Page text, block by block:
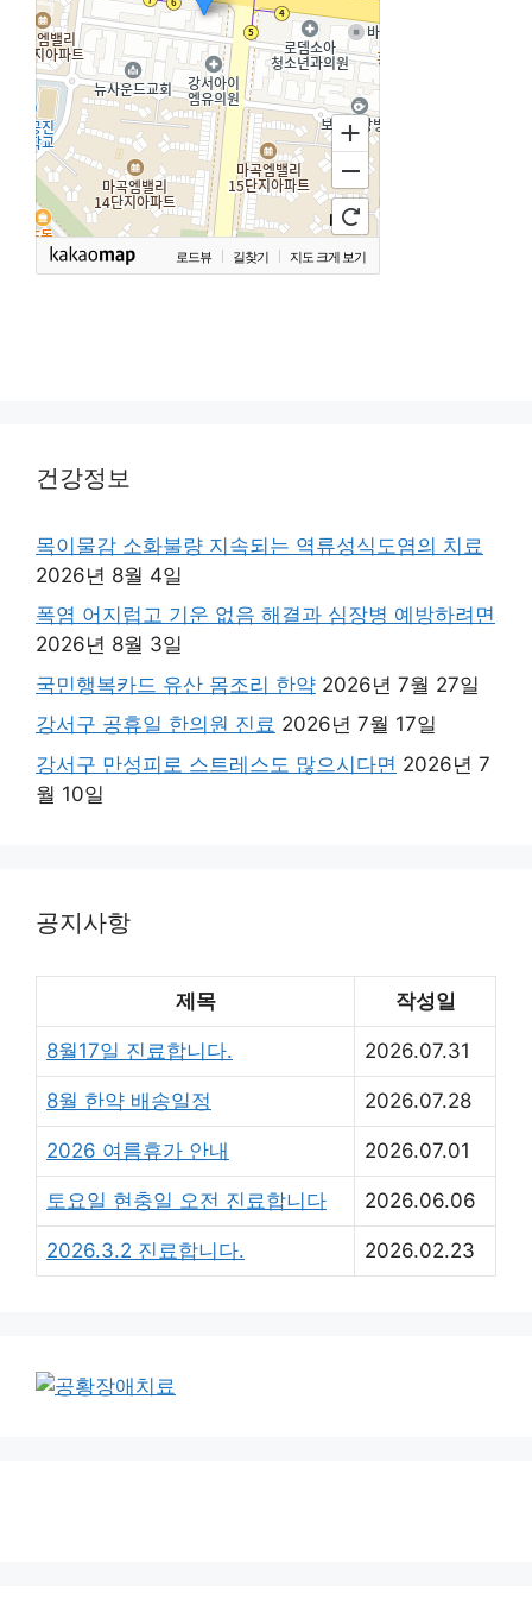
로드뷰 길찾기 지도 크게 보기
건강정보
목이물감 소화불량 지속되는 역류성식도염의 치료
2026년 8월 4일
폭염 어지럽고 기운 없음 해결과 심장병 예방하려면
2026년 8월 3일
국민행복카드 유산 몸조리 한약 2026년 7월 27일
강서구 공휴일 한의원 진료 2026년 7월 17일
강서구 만성피로 스트레스도 많으시다면 2026년 7
월 10일
공지사항
제목 작성일
8월17일 진료합니다. 2026.07.31
8월 한약 배송일정 2026.07.28
2026 여름휴가 안내 2026.07.01
토요일 현충일 오전 진료합니다 2026.06.06
2026.3.2 진료합니다. 2026.02.23